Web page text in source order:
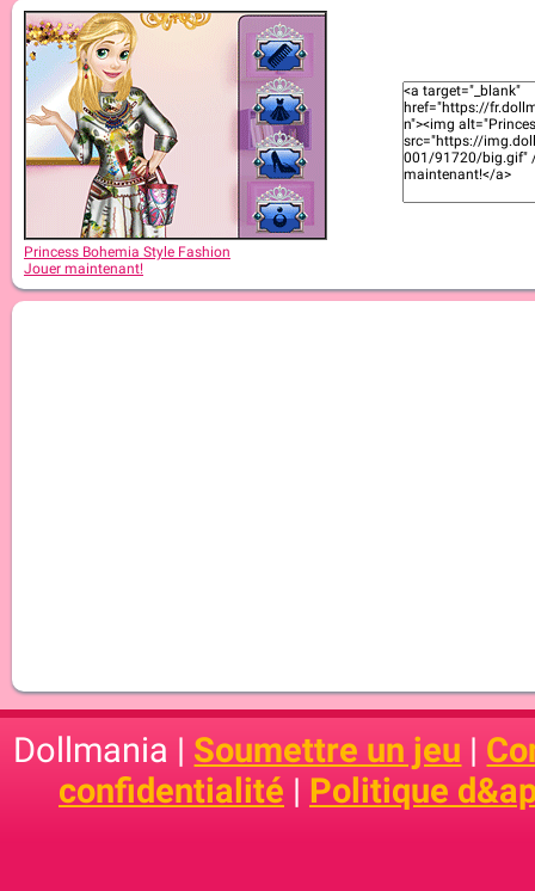
Princess Bohemia Style Fashion
Jouer maintenant!
Dollmania | Soumettre un jeu |
confidentialité | Politique